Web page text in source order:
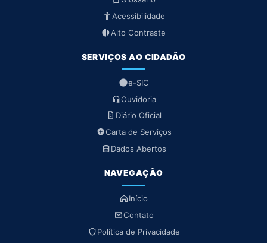
Acessibilidade
Alto Contraste
SERVIÇOS AO CIDADÃO
e-SIC
Ouvidoria
Diário Oficial
Carta de Serviços
Dados Abertos
NAVEGAÇÃO
Início
Contato
Política de Privacidade